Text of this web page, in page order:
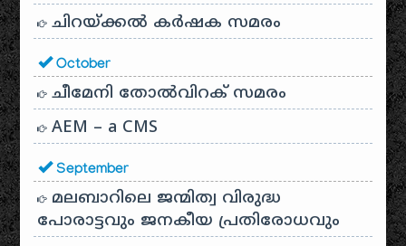
ചിറയ്ക്കൽ കർഷക സമരം
October
ചീമേനി തോൽവിറക് സമരം
AEM – a CMS
September
മലബാറിലെ ജന്മിത്വ വിരുദ്ധ
പോരാട്ടവും ജനകീയ പ്രതിരോധവും